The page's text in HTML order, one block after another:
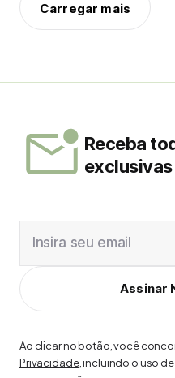
Carregar mais
Receba
exclusivas
Insira seu email
Assinar
Ao clicar no botão, você
Privacidade, incluindo o uso